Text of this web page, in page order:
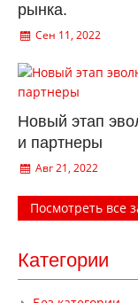
рынка.
Сен 11, 2022
Новый этап
и партнеры
Авг 21, 2022
Посмотреть все
Категории